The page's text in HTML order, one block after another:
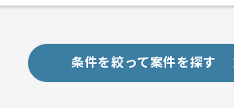
条件を絞って案件を探す